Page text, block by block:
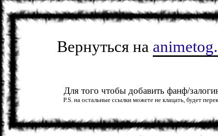
Вернуться на
Для того чтобы добавить фанф/
P.S. на остальные ссылки можете не клацать, будет